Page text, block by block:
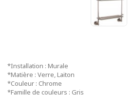
*Installation : Murale
*Matière : Verre, Laiton
*Couleur : Chrome
*Famille de couleurs : Gris